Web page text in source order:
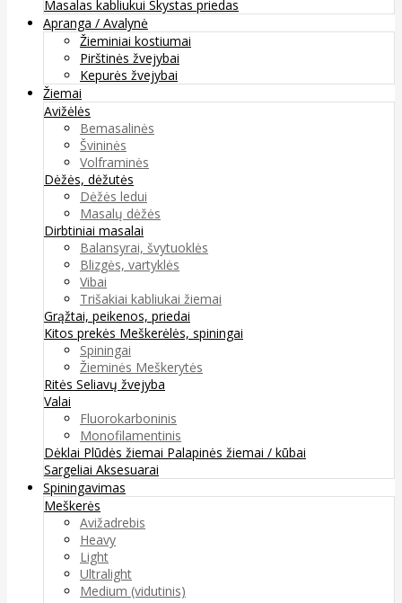
Masalas kabliukui Skystas priedas
Apranga / Avalynė
Žieminiai kostiumai
Pirštinės žvejybai
Kepurės žvejybai
Žiemai
Avižėlės
Bemasalinės
Švininės
Volframinės
Dėžės, dėžutės
Dėžės ledui
Masalų dėžės
Dirbtiniai masalai
Balansyrai, švytuoklės
Blizgės, vartyklės
Vibai
Trišakiai kabliukai žiemai
Grąžtai, peikenos, priedai
Kitos prekės Meškerėlės, spiningai
Spiningai
Žieminės Meškerytės
Ritės Seliavų žvejyba
Valai
Fluorokarboninis
Monofilamentinis
Dėklai Plūdės žiemai Palapinės žiemai / kūbai
Sargeliai Aksesuarai
Spiningavimas
Meškerės
Avižadrebis
Heavy
Light
Ultralight
Medium (vidutinis)